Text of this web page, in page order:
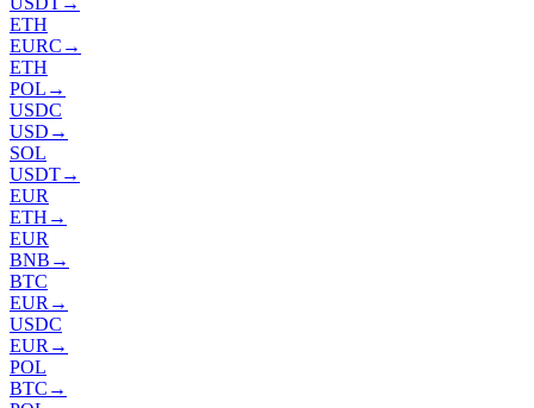
ETH
EURC →
ETH
POL →
USDC
USD →
SOL
USDT→
EUR
ETH →
EUR
BNB →
BTC
EUR →
USDC
EUR →
POL
BTC →